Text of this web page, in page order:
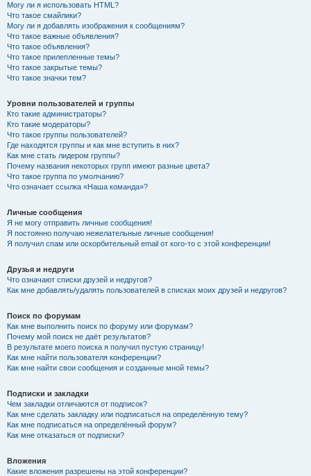
Могу ли я использовать HTML?
Что такое смайлики?
Могу ли я добавлять изображения к сообщениям?
Что такое важные объявления?
Что такое объявления?
Что такое прилепленные темы?
Что такое закрытые темы?
Что такое значки тем?
Уровни пользователей и группы
Кто такие администраторы?
Кто такие модераторы?
Что такое группы пользователей?
Где находятся группы и как мне вступить в них?
Как мне стать лидером группы?
Почему названия некоторых групп имеют разные цвета?
Что такое группа по умолчанию?
Что означает ссылка «Наша команда»?
Личные сообщения
Я не могу отправить личные сообщения!
Я постоянно получаю нежелательные личные сообщения!
Я получил спам или оскорбительный email от кого-то с этой конференции!
Друзья и недруги
Что означают списки друзей и недругов?
Как мне добавлять/удалять пользователей в списках моих друзей и недругов?
Поиск по форумам
Как мне выполнить поиск по форуму или форумам?
Почему мой поиск не даёт результатов?
В результате моего поиска я получил пустую страницу!
Как мне найти пользователя конференции?
Как мне найти свои сообщения и созданные мной темы?
Подписки и закладки
Чем закладки отличаются от подписок?
Как мне сделать закладку или подписаться на определённую тему?
Как мне подписаться на определённый форум?
Как мне отказаться от подписки?
Вложения
Какие вложения разрешены на этой конференции?